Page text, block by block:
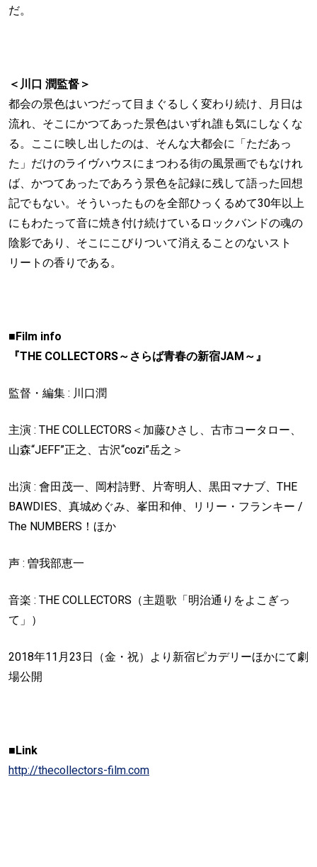
だ。
＜川口 潤監督＞
都会の景色はいつだって目まぐるしく変わり続け、月日は
流れ、そこにかつてあった景色はいずれ誰も気にしなくな
る。ここに映し出したのは、そんな大都会に「ただあっ
た」だけのライヴハウスにまつわる街の風景画でもなけれ
ば、かつてあったであろう景色を記録に残して語った回想
記でもない。そういったものを全部ひっくるめて30年以上
にもわたって音に焼き付け続けているロックバンドの魂の
陰影であり、そこにこびりついて消えることのないスト
リートの香りである。
■Film info
『THE COLLECTORS～さらば青春の新宿JAM～』
監督・編集 : 川口潤
主演 : THE COLLECTORS＜加藤ひさし、古市コータロー、
山森“JEFF”正之、古沢“cozi”岳之＞
出演 : 會田茂一、岡村詩野、片寄明人、黒田マナブ、THE
BAWDIES、真城めぐみ、峯田和伸、リリー・フランキー /
The NUMBERS！ほか
声 : 曽我部恵一
音楽 : THE COLLECTORS（主題歌「明治通りをよこぎっ
て」）
2018年11月23日（金・祝）より新宿ピカデリーほかにて劇
場公開
■Link
http://thecollectors-film.com